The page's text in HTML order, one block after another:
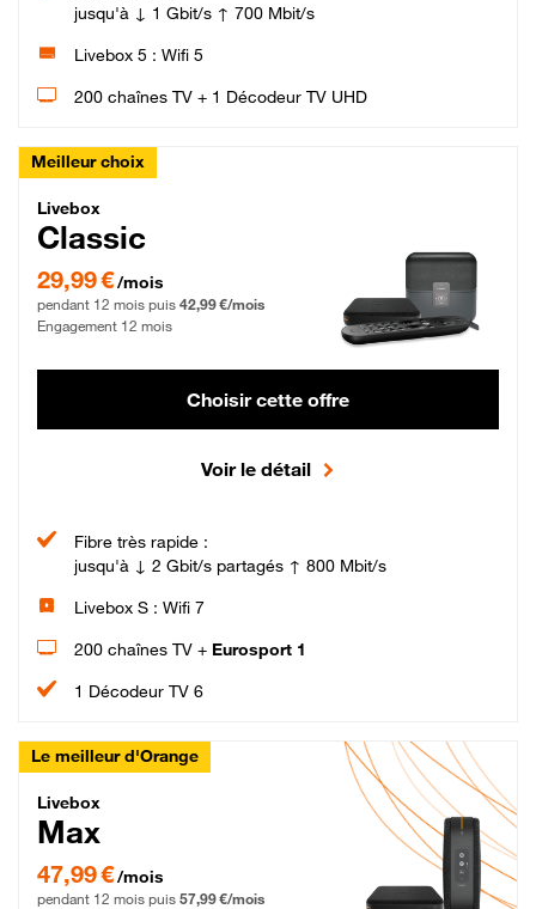
jusqu'à ↓ 1 Gbit/s ↑ 700 Mbit/s
Livebox 5 : Wifi 5
200 chaînes TV + 1 Décodeur TV UHD
Meilleur choix
Livebox Classic Fibre
Livebox
Classic
29,99 € par mois pendant 12 mois puis 42,99 € par mois, Engagement 12 mois
29,99 €/mois
pendant 12 mois puis 42,99 €/mois
Engagement 12 mois
Choisir cette offre
Voir le détail
Fibre très rapide :
jusqu'à ↓ 2 Gbit/s partagés ↑ 800 Mbit/s
Livebox S : Wifi 7
200 chaînes TV + Eurosport 1
1 Décodeur TV 6
Le meilleur d'Orange
Livebox Max Fibre
Livebox
Max
47,99 € par mois pendant 12 mois puis 57,99 € par mois, Engagement 12 mois
47,99 €/mois
pendant 12 mois puis 57,99 €/mois